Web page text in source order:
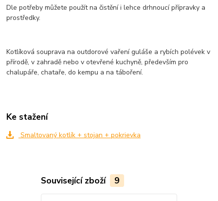
Dle potřeby můžete použít na čistění i lehce drhnoucí přípravky a
prostředky.
Kotlíková souprava na outdorové vaření guláše a rybích polévek v
přírodě, v zahradě nebo v otevřené kuchyně, především pro
chalupáře, chataře, do kempu a na táboření.
Ke stažení
Smaltovaný kotlík + stojan + pokrievka
Související zboží 9